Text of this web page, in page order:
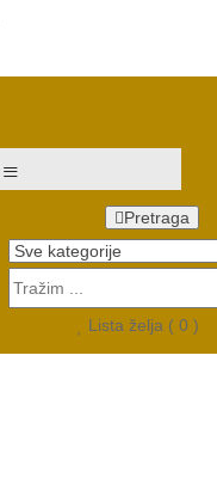
≡
Pretraga
Lista želja ( 0 )